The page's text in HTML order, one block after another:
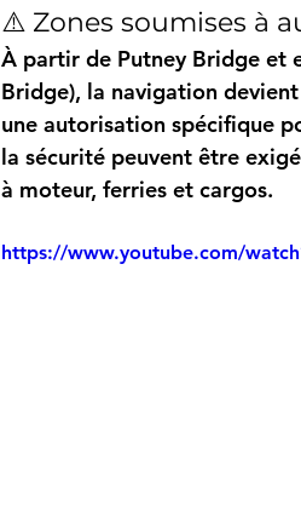
⚠️ Zones soumises à
À partir de Putney Bridge et
Bridge), la navigation
une autorisation spécifique
la sécurité peuvent être
à moteur, ferries et cargos.
https://www.youtube.com/